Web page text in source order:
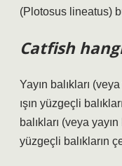
(Plotosus lineatus)
Catfish
Yayın balıkları
ışın yüzgeçli
balıkları (veya yayın
yüzgeçli balıkların